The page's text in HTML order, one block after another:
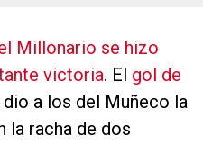
Millonario se hizo
victoria. El gol de
a los del Muñeco la
la racha de dos